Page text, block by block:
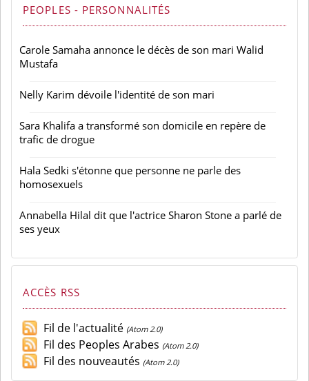
PEOPLES - PERSONNALITÉS
Carole Samaha annonce le décès de son mari Walid
Mustafa
Nelly Karim dévoile l'identité de son mari
Sara Khalifa a transformé son domicile en repère de
trafic de drogue
Hala Sedki s'étonne que personne ne parle des
homosexuels
Annabella Hilal dit que l'actrice Sharon Stone a parlé de
ses yeux
ACCÈS RSS
Fil de l'actualité (Atom 2.0)
Fil des Peoples Arabes (Atom 2.0)
Fil des nouveautés (Atom 2.0)